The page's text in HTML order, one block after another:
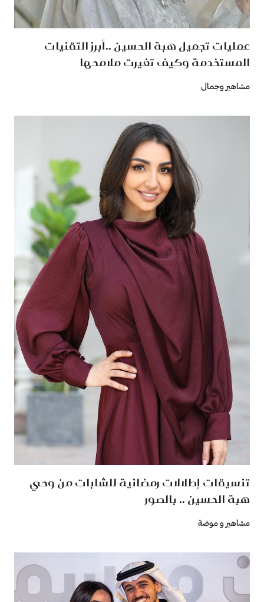
عمليات تجميل هبة الحسين ..أبرز التقنيات
المستخدمة وكيف تغيرت ملامحها
مشاهير وجمال
تنسيقات إطلالات رمضانية للشابات من وحي
هبة الحسين .. بالصور
مشاهير و موضة